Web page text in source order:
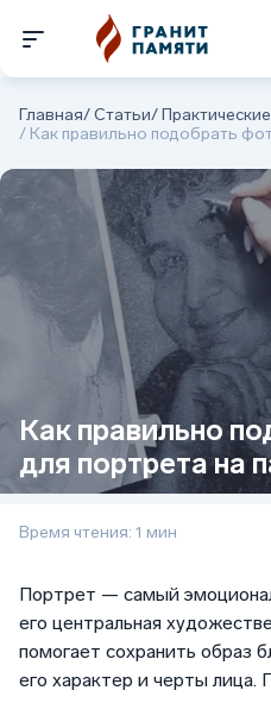
Главная/Статьи/
/ Как правильно подобрать
Как правильно
для портрета на
Время чтения: 1 мин
Портрет — самый
его центральная
помогает сохранить образ
его характер и черты лица.